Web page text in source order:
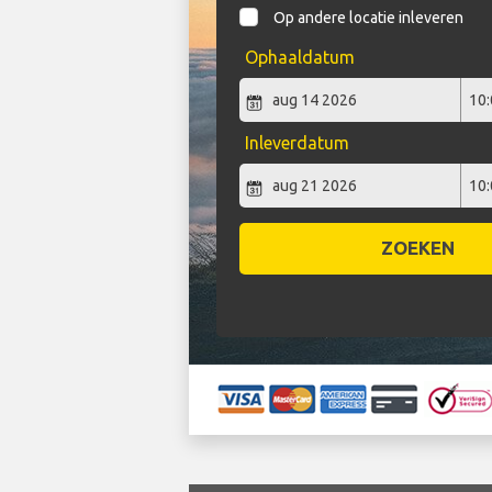
Op andere locatie inleveren
Ophaaldatum
Inleverdatum
ZOEKEN